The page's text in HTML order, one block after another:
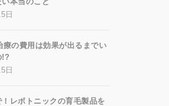
日
療の費用は効果が出るまでい
!?
日
レボトニックの育毛製品を